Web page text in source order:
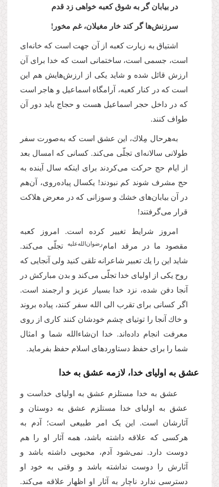
در بیابان گر به شوق كعبه خواهى زد قدم
سرزنش‌ها گر كند خار مغیلان، غم مخور!
اشتیاق به زیارت كعبه از آن جهت است كه خانه‌‌اى
است، جسمى است، ساختمانى است كه خدا براى آن
ارزش قائل شده و شاید یكى از ارزش‌هایش هم این
است كه در كنار كعبه، آرامگاه اسماعیل و هاجر است
كه در داخل حجر اسماعیل هست و حجاج باید دور آن
طواف كنند.
به‌هرحال مِلاك، این عشق است كه به‌صورت سفر
طولانى سالانه‌‌اى تجلّی می‌کند. كسانى كه امسال بعد
از ایام حج حركت مى‌‌كردند براى اینكه سال آینده به
حج مشرف شوند كم نبودند! یكسال پیاده‌روی، آن‌هم
در آن بیابان‌های خشك و سوزانى كه در معرض هلاكت
قرار مى‌‌گرفتند!
امروز شرایط تغییر كرده است. امروز كعبه
مقصود ما در مرقد امام‌رضوان‌‌الله‌‌علیه
تجلّى مى‌‌كند.
شاید این را یك تعبیر شاعرانه‌‌ تلقى كنید ولى آنجایى كه
روح یكى از اولیای خدا تجلّى مى‌‌كند و بدن مباركش در
آنجا دفن شده، نزد خدا بسیار عزیز و ارجمند است.
اگر كسانى براى تقرب الى الله سفر كنند، پیاده بروند
و خاك آنجا را توتیاى چشم خودشان كنند كارى از روى
معرفت انجام داده‌اند. خدا ان‌شاءالله شما و امثال
شما را براى حفظ دستاوردهاى اسلام حفظ بفرماید.
عشق به اولیای خدا، لازمه عشق به خدا
عشق به خدا مستلزم عشق به اولیای خداست و
عشق به اولیای خدا مستلزم عشق به دوستان و
آثارشان است. این یک امر طبیعى است؛ آدم به
هركسی که علاقه داشته باشد، همه آثار او را هم
دوست دارد. نمى‌‌شود آدم، محبوبى داشته باشد و
آثارش را دوست نداشته باشد و وقتى به خود او
دسترسى ندارد ناچار به آثار او اظهار علاقه مى‌‌كند.